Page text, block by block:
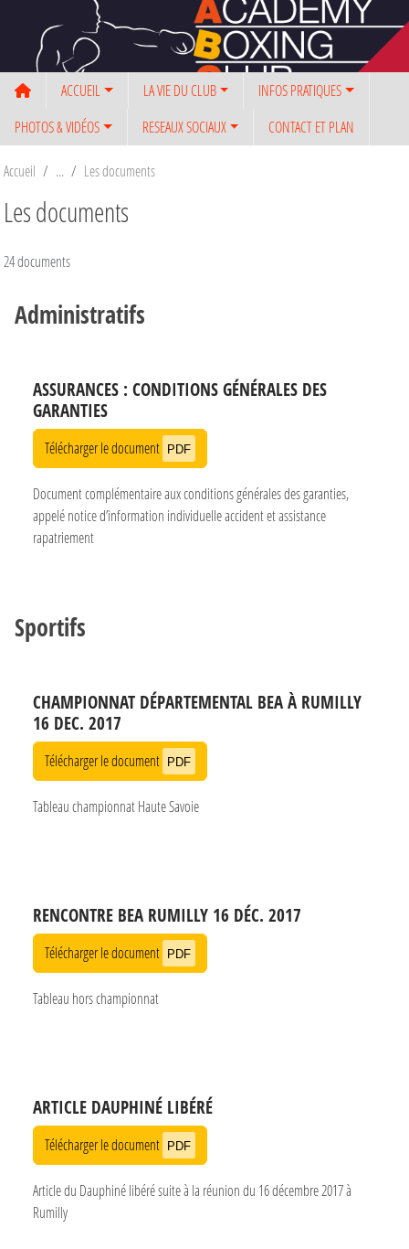
ACCUEIL LA VIE DU CLUB
INFOS PRATIQUES
PHOTOS & VIDÉOS
RESEAUX SOCIAUX CONTACT ET PLAN
Accueil Les documents
Les documents
24 documents
Administratifs
ASSURANCES : CONDITIONS GÉNÉRALES DES
GARANTIES
Télécharger le document PDF
Document complémentaire aux conditions générales des garanties,
appelé notice d’information individuelle accident et assistance
rapatriement
Sportifs
CHAMPIONNAT DÉPARTEMENTAL BEA À RUMILLY
16 DEC. 2017
Télécharger le document PDF
Tableau championnat Haute Savoie
RENCONTRE BEA RUMILLY 16 DÉC. 2017
Télécharger le document PDF
Tableau hors championnat
ARTICLE DAUPHINÉ LIBÉRÉ
Télécharger le document PDF
Article du Dauphiné libéré suite à la réunion du 16 décembre 2017 à
Rumilly
Panneau de gestion des cookies